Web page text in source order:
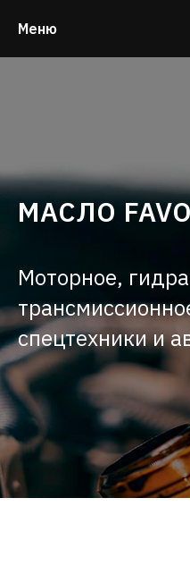
Меню
МАСЛО
Моторное,
спецтехники и